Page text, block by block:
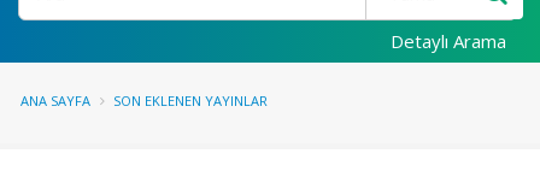
Detaylı Arama
ANA SAYFA SON EKLENEN YAYINLAR